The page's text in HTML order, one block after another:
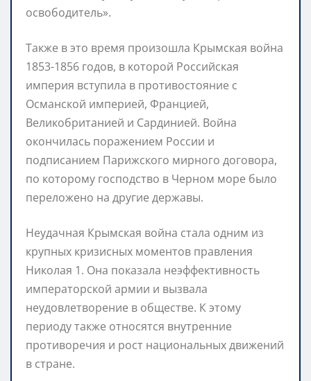
освободитель».
Также в это время произошла Крымская война
1853-1856 годов, в которой Российская
империя вступила в противостояние с
Османской империей, Францией,
Великобританией и Сардинией. Война
окончилась поражением России и
подписанием Парижского мирного договора,
по которому господство в Черном море было
переложено на другие державы.
Неудачная Крымская война стала одним из
крупных кризисных моментов правления
Николая 1. Она показала неэффективность
императорской армии и вызвала
неудовлетворение в обществе. К этому
периоду также относятся внутренние
противоречия и рост национальных движений
в стране.